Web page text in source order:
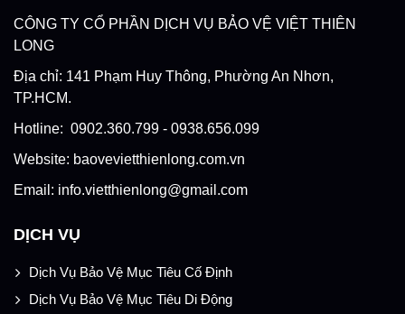
CÔNG TY CỔ PHẦN DỊCH VỤ BẢO VỆ VIỆT THIÊN
LONG
Địa chỉ: 141 Phạm Huy Thông, Phường An Nhơn,
TP.HCM.
Hotline: 0902.360.799 - 0938.656.099
Website: baovevietthienlong.com.vn
Email: info.vietthienlong@gmail.com
DỊCH VỤ
Dịch Vụ Bảo Vệ Mục Tiêu Cố Định
Dịch Vụ Bảo Vệ Mục Tiêu Di Động